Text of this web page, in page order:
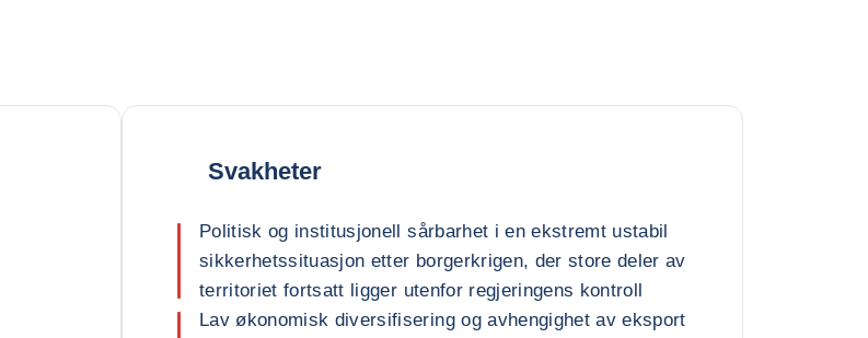
Svakheter
Politisk og institusjonell sårbarhet i en ekstremt ustabil
sikkerhetssituasjon etter borgerkrigen, der store deler av
territoriet fortsatt ligger utenfor regjeringens kontroll
Lav økonomisk diversifisering og avhengighet av eksport